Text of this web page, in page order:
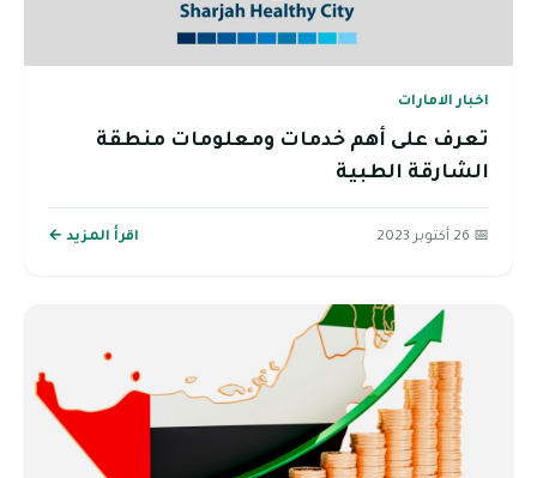
اخبار الامارات
تعرف على أهم خدمات ومعلومات منطقة
الشارقة الطبية
📅 26 أكتوبر 2023 اقرأ المزيد ←